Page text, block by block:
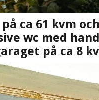
ca 61 kvm
wc med
på ca 8